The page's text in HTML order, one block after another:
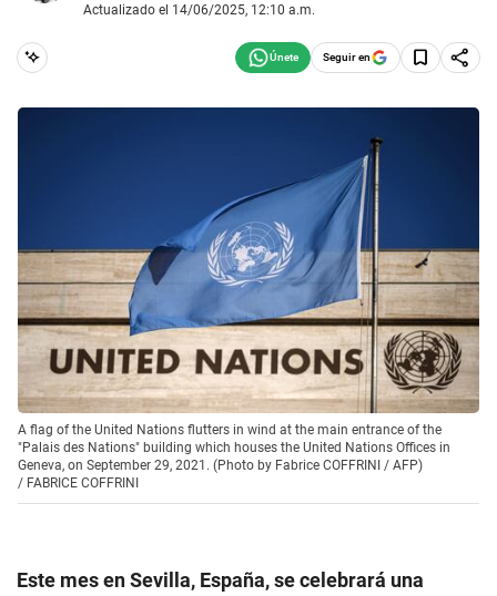
Actualizado el 14/06/2025, 12:10 a.m.
Seguir en
A flag of the United Nations flutters in wind at the main entrance of the
"Palais des Nations" building which houses the United Nations Offices in
Geneva, on September 29, 2021. (Photo by Fabrice COFFRINI / AFP)
/ FABRICE COFFRINI
Este mes en Sevilla, España, se celebrará una